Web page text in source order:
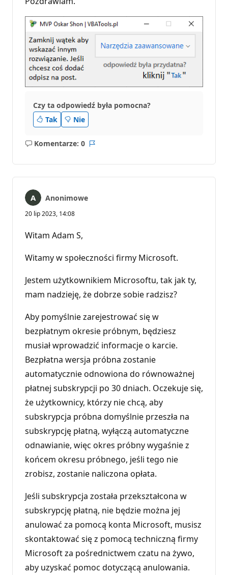
Czy ta odpowiedź była pomocna?
Tak
Nie
Komentarze: 0
Brak
Anonimowe
20 lip 2023, 14:08
Witam Adam S,
Witamy w społeczności firmy Microsoft.
Jestem użytkownikiem Microsoftu, tak jak ty,
mam nadzieję, że dobrze sobie radzisz?
Aby pomyślnie zarejestrować się w
bezpłatnym okresie próbnym, będziesz
musiał wprowadzić informacje o karcie.
Bezpłatna wersja próbna zostanie
automatycznie odnowiona do równoważnej
płatnej subskrypcji po 30 dniach. Oczekuje się,
że użytkownicy, którzy nie chcą, aby
subskrypcja próbna domyślnie przeszła na
subskrypcję płatną, wyłączą automatyczne
odnawianie, więc okres próbny wygaśnie z
końcem okresu próbnego, jeśli tego nie
zrobisz, zostanie naliczona opłata.
Jeśli subskrypcja została przekształcona w
subskrypcję płatną, nie będzie można jej
anulować za pomocą konta Microsoft, musisz
skontaktować się z pomocą techniczną firmy
Microsoft za pośrednictwem czatu na żywo,
aby uzyskać pomoc dotyczącą anulowania.